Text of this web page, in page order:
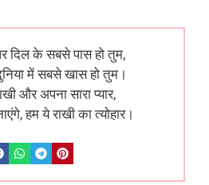
दिल के सबसे पास हो तुम,
में सबसे खास हो तुम।
और अपना सारा प्यार,
हम ये राखी का त्योहार।